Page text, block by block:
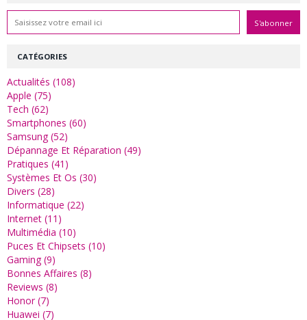
CATÉGORIES
Actualités (108)
Apple (75)
Tech (62)
Smartphones (60)
Samsung (52)
Dépannage Et Réparation (49)
Pratiques (41)
Systèmes Et Os (30)
Divers (28)
Informatique (22)
Internet (11)
Multimédia (10)
Puces Et Chipsets (10)
Gaming (9)
Bonnes Affaires (8)
Reviews (8)
Honor (7)
Huawei (7)